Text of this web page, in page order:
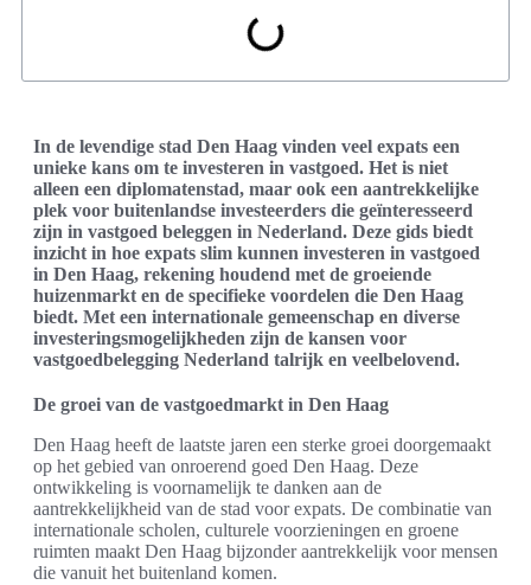
In de levendige stad Den Haag vinden veel expats een
unieke kans om te investeren in vastgoed. Het is niet
alleen een diplomatenstad, maar ook een aantrekkelijke
plek voor buitenlandse investeerders die geïnteresseerd
zijn in vastgoed beleggen in Nederland. Deze gids biedt
inzicht in hoe expats slim kunnen investeren in vastgoed
in Den Haag, rekening houdend met de groeiende
huizenmarkt en de specifieke voordelen die Den Haag
biedt. Met een internationale gemeenschap en diverse
investeringsmogelijkheden zijn de kansen voor
vastgoedbelegging Nederland talrijk en veelbelovend.
De groei van de vastgoedmarkt in Den Haag
Den Haag heeft de laatste jaren een sterke groei doorgemaakt
op het gebied van onroerend goed Den Haag. Deze
ontwikkeling is voornamelijk te danken aan de
aantrekkelijkheid van de stad voor expats. De combinatie van
internationale scholen, culturele voorzieningen en groene
ruimten maakt Den Haag bijzonder aantrekkelijk voor mensen
die vanuit het buitenland komen.